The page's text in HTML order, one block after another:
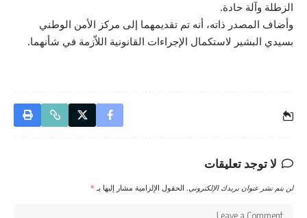
الزطلة وآلة حادة.
وأضاف المصدر ذاته، أنه تم تقديمهما إلى مركز الأمن الوطني
بسيدي البشير لاستكمال الإجراءات القانونية اللاّزمة في شأنهما.
لا توجد تعليقات
لن يتم نشر عنوان بريدك الإلكتروني. الحقول الإلزامية مشار إليها بـ *